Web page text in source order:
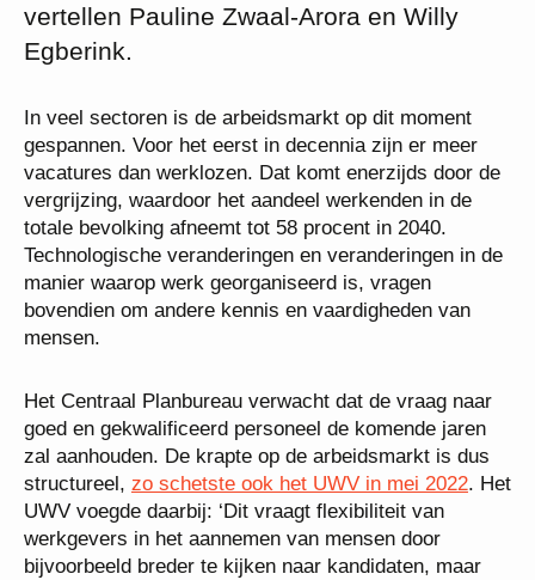
vertellen Pauline Zwaal-Arora en Willy
Egberink.
In veel sectoren is de arbeidsmarkt op dit moment
gespannen. Voor het eerst in decennia zijn er meer
vacatures dan werklozen. Dat komt enerzijds door de
vergrijzing, waardoor het aandeel werkenden in de
totale bevolking afneemt tot 58 procent in 2040.
Technologische veranderingen en veranderingen in de
manier waarop werk georganiseerd is, vragen
bovendien om andere kennis en vaardigheden van
mensen.
Het Centraal Planbureau verwacht dat de vraag naar
goed en gekwalificeerd personeel de komende jaren
zal aanhouden. De krapte op de arbeidsmarkt is dus
structureel, zo schetste ook het UWV in mei 2022. Het
UWV voegde daarbij: ‘Dit vraagt flexibiliteit van
werkgevers in het aannemen van mensen door
bijvoorbeeld breder te kijken naar kandidaten, maar